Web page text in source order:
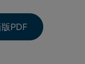
PDF